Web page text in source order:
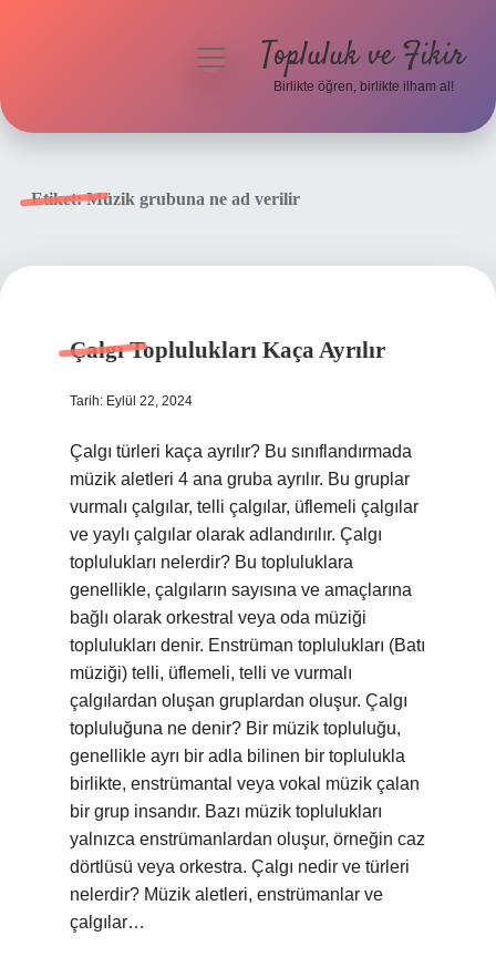
menüyüTopluluk ve Fikir
Birlikte öğren, birlikte ilham al!
Etiket:Müzik grubuna ne ad verilir
Çalgı Toplulukları Kaça Ayrılır
Tarih: Eylül 22, 2024
Çalgı türleri kaça ayrılır? Bu sınıflandırmada
müzik aletleri 4 ana gruba ayrılır. Bu gruplar
vurmalı çalgılar, telli çalgılar, üflemeli çalgılar
ve yaylı çalgılar olarak adlandırılır. Çalgı
toplulukları nelerdir? Bu topluluklara
genellikle, çalgıların sayısına ve amaçlarına
bağlı olarak orkestral veya oda müziği
toplulukları denir. Enstrüman toplulukları (Batı
müziği) telli, üflemeli, telli ve vurmalı
çalgılardan oluşan gruplardan oluşur. Çalgı
topluluğuna ne denir? Bir müzik topluluğu,
genellikle ayrı bir adla bilinen bir toplulukla
birlikte, enstrümantal veya vokal müzik çalan
bir grup insandır. Bazı müzik toplulukları
yalnızca enstrümanlardan oluşur, örneğin caz
dörtlüsü veya orkestra. Çalgı nedir ve türleri
nelerdir? Müzik aletleri, enstrümanlar ve
çalgılar…